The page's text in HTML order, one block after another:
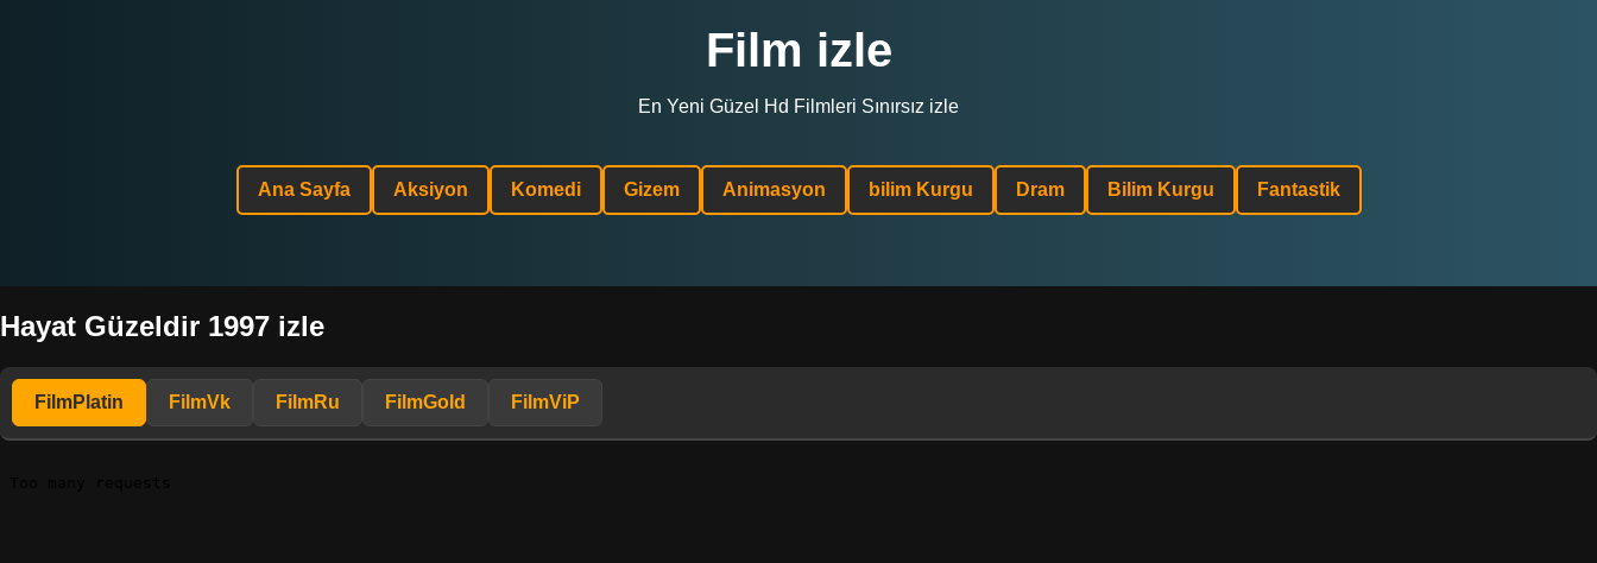
Film izle
En Yeni Güzel Hd Filmleri Sınırsız izle
Ana Sayfa Aksiyon Komedi Gizem Animasyon bilim Kurgu Dram Bilim Kurgu Fantastik
Hayat Güzeldir 1997 izle
FilmPlatin FilmVk FilmRu FilmGold FilmViP